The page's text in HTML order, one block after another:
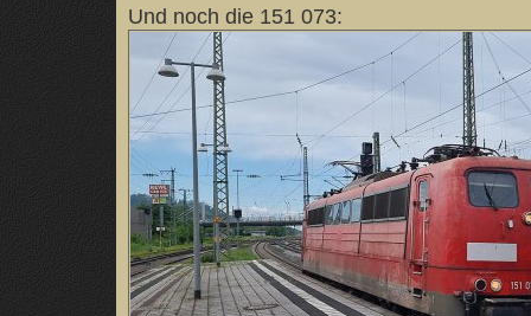
Und noch die 151 073: